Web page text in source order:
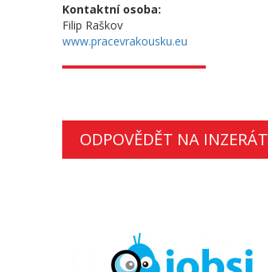
Kontaktní osoba:
Filip Raškov
www.pracevrakousku.eu
ODPOVĚDĚT NA INZERÁT